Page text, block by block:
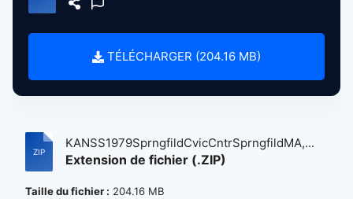
TÉLÉCHARGER (204.16 MB)
KANSS1979SprngfildCvicCntrSprngfildMA,...
Extension de fichier (.ZIP)
Taille du fichier : 204.16 MB